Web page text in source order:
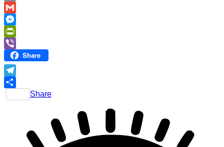
Copy
Link
Gmail
Messenger
PrintFriendly
ViberShare
Telegram
Share